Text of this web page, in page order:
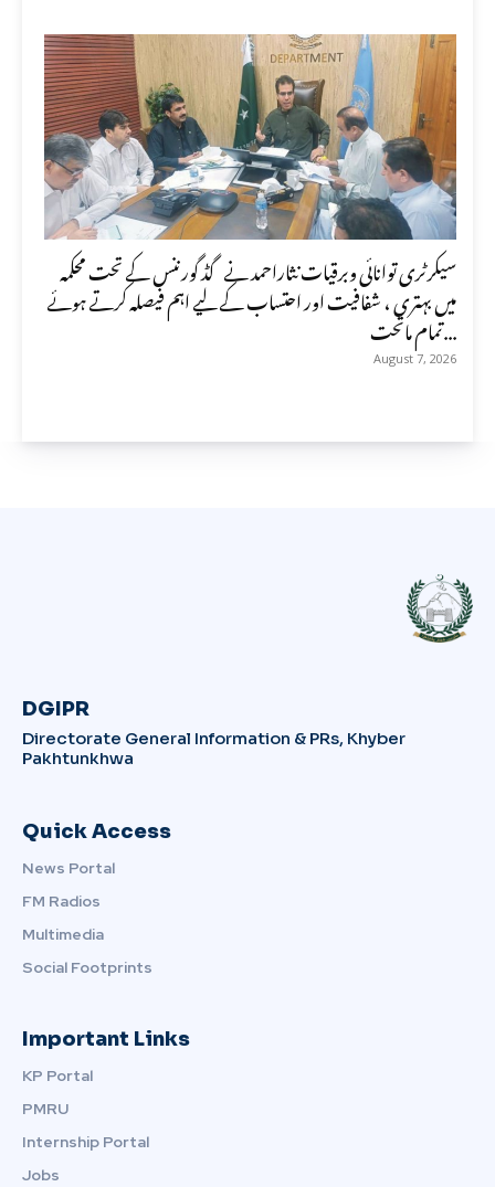
سیکرٹری توانائی وبرقیات نثاراحمد نے گڈ گورننس کے تحت محکمہ
میں بہتری ، شفافیت اور احتساب کے لیے اہم فیصلہ کرتے ہوئے
تمام ماتحت...
August 7, 2026
DGIPR
Directorate General Information & PRs, Khyber
Pakhtunkhwa
Quick Access
News Portal
FM Radios
Multimedia
Social Footprints
Important Links
KP Portal
PMRU
Internship Portal
Jobs